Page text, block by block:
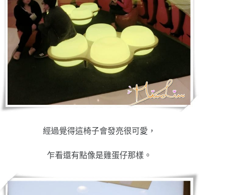
經過覺得這椅子會發亮很可愛，
乍看還有點像是雞蛋仔那樣 。